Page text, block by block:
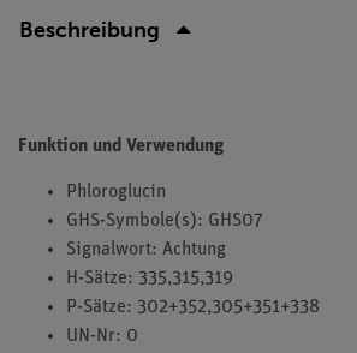
Beschreibung
Funktion und Verwendung
Phloroglucin
GHS-Symbole(s): GHS07
Signalwort: Achtung
H-Sätze: 335,315,319
P-Sätze: 302+352,305+351+338
UN-Nr: 0